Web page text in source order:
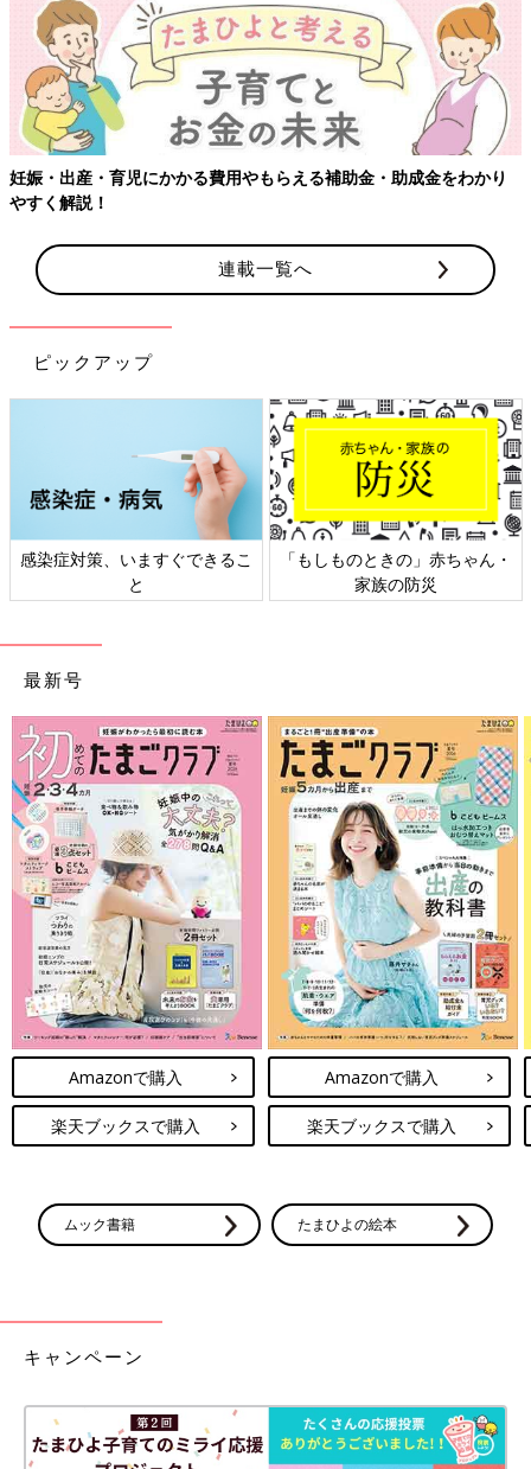
り
【ワクチン接種できるものも】妊婦の感染症対策、知っておい
連載一覧へ
ピックアップ
ん・
日本外来小児科学会リーフレッ
六星占術 細木かおりさん
相談
最新号
Amazonで購入
楽天ブックスで購入
Amazonで購入
楽天ブックスで購入
ムック書籍 たまひよの絵本
キャンペーン